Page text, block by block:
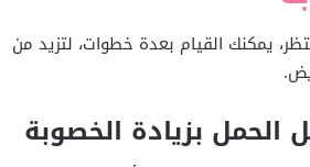
يمكنك القيام بعدة خطوات، لتزيد من
الحمل بزيادة الخصوبة